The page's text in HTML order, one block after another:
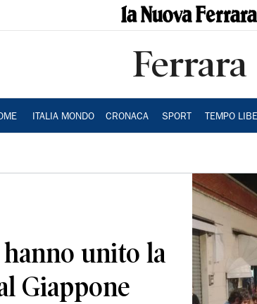
Ferrara
ITALIA MONDO CRONACA SPORT TEMPO
unito la
Giappone